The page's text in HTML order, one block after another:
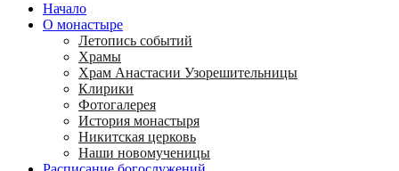
Начало
О монастыре
Летопись событий
Храмы
Храм Анастасии Узорешительницы
Клирики
Фотогалерея
История монастыря
Никитская церковь
Наши новомученицы